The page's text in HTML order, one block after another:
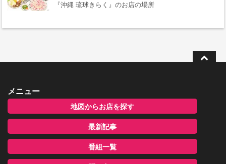
『沖縄 琉球きらく』のお店の場所
メニュー
地図からお店を探す
最新記事
番組一覧